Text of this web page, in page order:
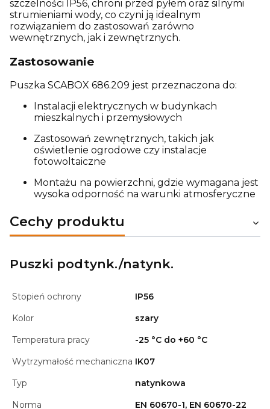
szczelności IP56, chroni przed pyłem oraz silnymi
strumieniami wody, co czyni ją idealnym
rozwiązaniem do zastosowań zarówno
wewnętrznych, jak i zewnętrznych.
Zastosowanie
Puszka SCABOX 686.209 jest przeznaczona do:
Instalacji elektrycznych w budynkach
mieszkalnych i przemysłowych
Zastosowań zewnętrznych, takich jak
oświetlenie ogrodowe czy instalacje
fotowoltaiczne
Montażu na powierzchni, gdzie wymagana jest
wysoka odporność na warunki atmosferyczne
Cechy produktu
Puszki podtynk./natynk.
Stopień ochrony
IP56
Kolor
szary
Temperatura pracy
-25 °C do +60 °C
Wytrzymałość mechaniczna IK07
Typ
natynkowa
Norma
EN 60670-1, EN 60670-22